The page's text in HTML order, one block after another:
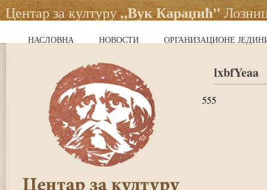
Центар за културу„Вук Караџић"
НАСЛОВНА НОВОСТИ ОРГАНИЗАЦИОНЕ
lxbfYeaa
555